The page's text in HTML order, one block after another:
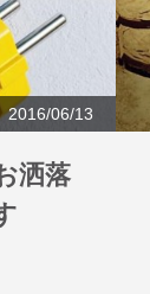
2016/06/13
洒落